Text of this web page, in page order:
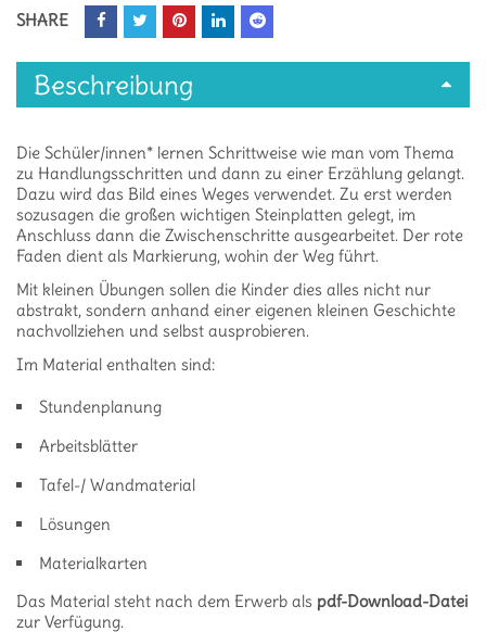
SHARE
Beschreibung
Die Schüler/innen* lernen Schrittweise wie man vom Thema
zu Handlungsschritten und dann zu einer Erzählung gelangt.
Dazu wird das Bild eines Weges verwendet. Zu erst werden
sozusagen die großen wichtigen Steinplatten gelegt, im
Anschluss dann die Zwischenschritte ausgearbeitet. Der rote
Faden dient als Markierung, wohin der Weg führt.
Mit kleinen Übungen sollen die Kinder dies alles nicht nur
abstrakt, sondern anhand einer eigenen kleinen Geschichte
nachvollziehen und selbst ausprobieren.
Im Material enthalten sind:
Stundenplanung
Arbeitsblätter
Tafel-/ Wandmaterial
Lösungen
Materialkarten
Das Material steht nach dem Erwerb als pdf-Download-Datei
zur Verfügung.